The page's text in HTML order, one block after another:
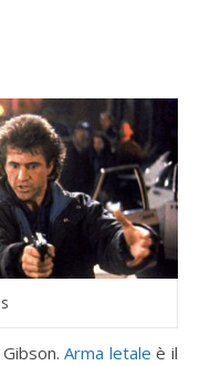
Arma letale è il